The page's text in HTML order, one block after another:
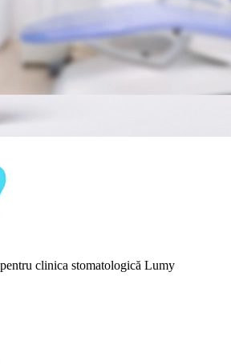
clinica stomatologică Lumy